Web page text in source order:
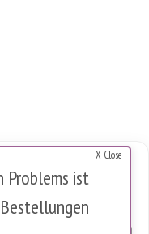
Nutzung zu analysieren.
gespeichert.
X Close
Problems ist